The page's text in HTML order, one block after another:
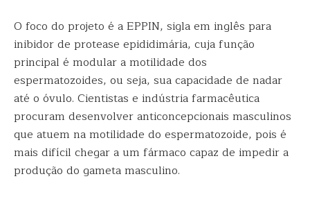
O foco do projeto é a EPPIN, sigla em inglês para
inibidor de protease epididimária, cuja função
principal é modular a motilidade dos
espermatozoides, ou seja, sua capacidade de nadar
até o óvulo. Cientistas e indústria farmacêutica
procuram desenvolver anticoncepcionais masculinos
que atuem na motilidade do espermatozoide, pois é
mais difícil chegar a um fármaco capaz de impedir a
produção do gameta masculino.